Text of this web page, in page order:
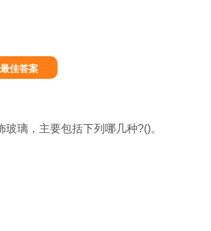
佳答案
玻璃，主要包括下列哪几种?()。